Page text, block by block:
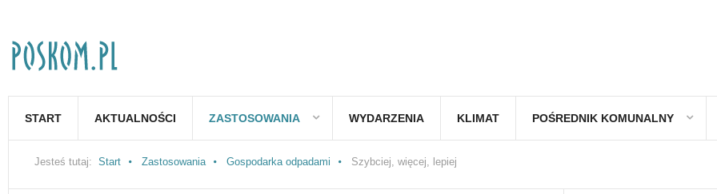
START AKTUALNOŚCI ZASTOSOWANIA WYDARZENIA KLIMAT POŚREDNIK KOMUNALNY
Jesteś tutaj: Start Zastosowania Gospodarka odpadami Szybciej, więcej, lepiej